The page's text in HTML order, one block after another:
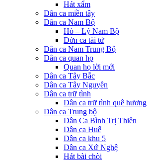
Hát xẩm
Dân ca miền tây
Dân ca Nam Bộ
Hò – Lý Nam Bộ
Đờn ca tài tử
Dân ca Nam Trung Bộ
Dân ca quan họ
Quan họ lời mới
Dân ca Tây Bắc
Dân ca Tây Nguyên
Dân ca trữ tình
Dân ca trữ tình quê hương
Dân ca Trung bộ
Dân Ca Bình Trị Thiên
Dân ca Huế
Dân ca khu 5
Dân ca Xứ Nghệ
Hát bài chòi